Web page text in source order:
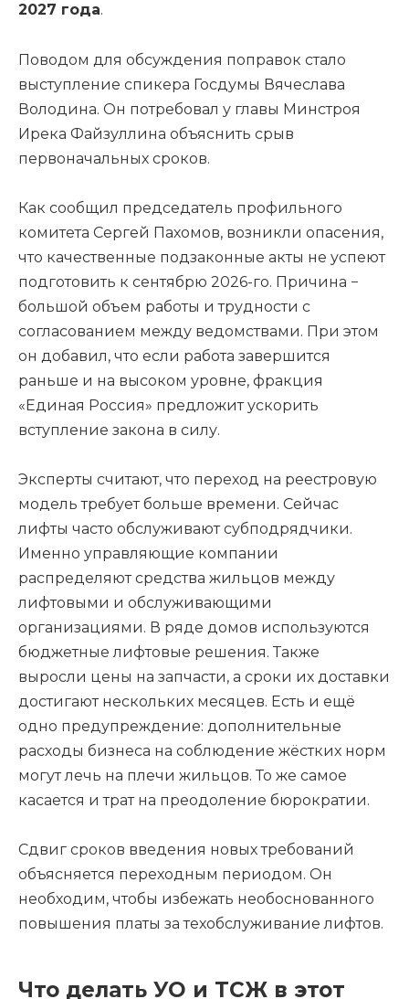
2027 года.
Поводом для обсуждения поправок стало
выступление спикера Госдумы Вячеслава
Володина. Он потребовал у главы Минстроя
Ирека Файзуллина объяснить срыв
первоначальных сроков.
Как сообщил председатель профильного
комитета Сергей Пахомов, возникли опасения,
что качественные подзаконные акты не успеют
подготовить к сентябрю 2026-го. Причина −
большой объем работы и трудности с
согласованием между ведомствами. При этом
он добавил, что если работа завершится
раньше и на высоком уровне, фракция
«Единая Россия» предложит ускорить
вступление закона в силу.
Эксперты считают, что переход на реестровую
модель требует больше времени. Сейчас
лифты часто обслуживают субподрядчики.
Именно управляющие компании
распределяют средства жильцов между
лифтовыми и обслуживающими
организациями. В ряде домов используются
бюджетные лифтовые решения. Также
выросли цены на запчасти, а сроки их доставки
достигают нескольких месяцев. Есть и ещё
одно предупреждение: дополнительные
расходы бизнеса на соблюдение жёстких норм
могут лечь на плечи жильцов. То же самое
касается и трат на преодоление бюрократии.
Сдвиг сроков введения новых требований
объясняется переходным периодом. Он
необходим, чтобы избежать необоснованного
повышения платы за техобслуживание лифтов.
Что делать УО и ТСЖ в этот